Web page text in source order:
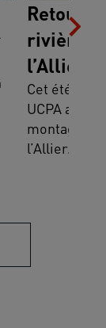
Retour
rivière
l’Allier
Cet été
UCPA a
montagne
l’Allier. On